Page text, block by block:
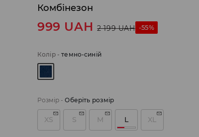
Комбінезон
999 UAH 2 199 UAH -55%
Колір-темно-синій
Розмір-Оберіть розмір
XS S M L XL